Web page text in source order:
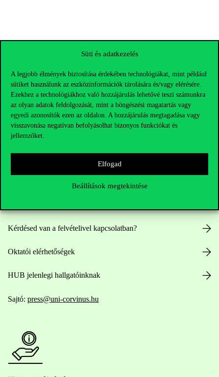
Süti és adatkezelés
A legjobb élmények biztosítása érdekében technológiákat, mint például
sütiket használunk az eszközinformációk tárolására és/vagy elérésére.
Ezekhez a technológiákhoz való hozzájárulás lehetővé teszi számunkra
az olyan adatok feldolgozását, mint a böngészési magatartás vagy
egyedi azonosítók ezen az oldalon. A hozzájárulás megtagadása vagy
visszavonása negatívan befolyásolhat bizonyos funkciókat és
jellemzőket.
Elfogad
Beállítások megtekintése
Kérdésed van a felvételivel kapcsolatban?
Oktatói elérhetőségek
HUB jelenlegi hallgatóinknak
Sajtó: press@uni-corvinus.hu